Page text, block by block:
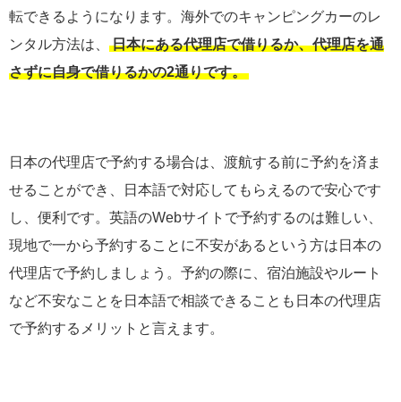
転できるようになります。海外でのキャンピングカーのレ
ンタル方法は、
日本にある代理店で借りるか、代理店を通
さずに自身で借りるかの2通りです。
日本の代理店で予約する場合は、渡航する前に予約を済ま
せることができ、日本語で対応してもらえるので安心です
し、便利です。英語のWebサイトで予約するのは難しい、
現地で一から予約することに不安があるという方は日本の
代理店で予約しましょう。予約の際に、宿泊施設やルート
など不安なことを日本語で相談できることも日本の代理店
で予約するメリットと言えます。